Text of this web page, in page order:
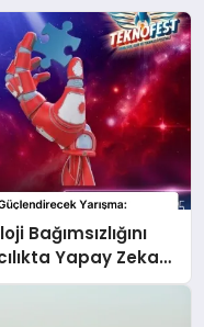
Bağımsızlığını
Yapay Zeka